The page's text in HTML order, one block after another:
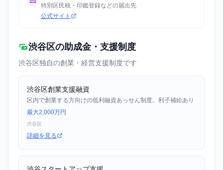
特別区民税・印鑑登録などの届出先
公式サイト
渋谷区の助成金・支援制度
渋谷区独自の創業・経営支援制度です
渋谷区創業支援融資
区内で創業する方向けの低利融資あっせん制度。利子補給あり
最大2,000万円
渋谷区
詳細を見る